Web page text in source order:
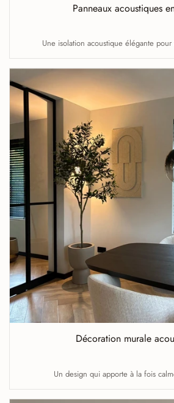
Panneaux acoustiques
Une isolation acoustique élégante
Décoration murale
Un design qui apporte à la fois